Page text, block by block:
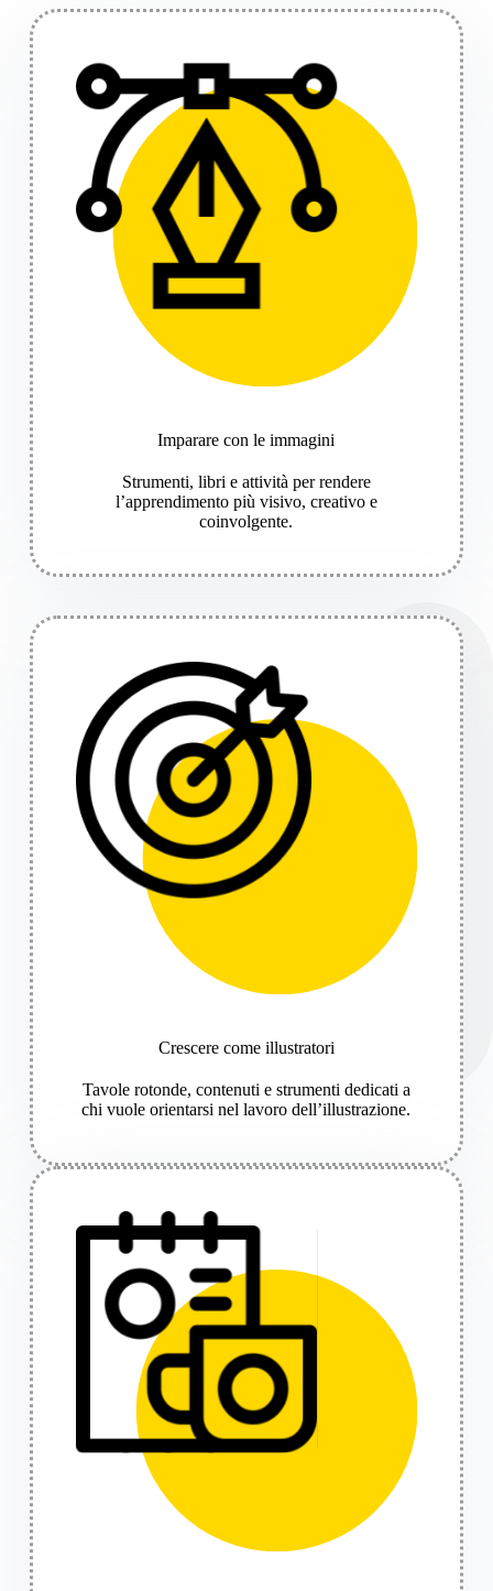
Imparare con le immagini
Strumenti, libri e attività per rendere
l’apprendimento più visivo, creativo e
coinvolgente.
Crescere come illustratori
Tavole rotonde, contenuti e strumenti dedicati a
chi vuole orientarsi nel lavoro dell’illustrazione.